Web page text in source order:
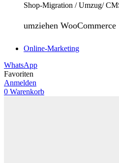
Shop-Migration / Umzug/
umziehen
Online-Marketing
WhatsApp
Favoriten
Anmelden
0 Warenkorb